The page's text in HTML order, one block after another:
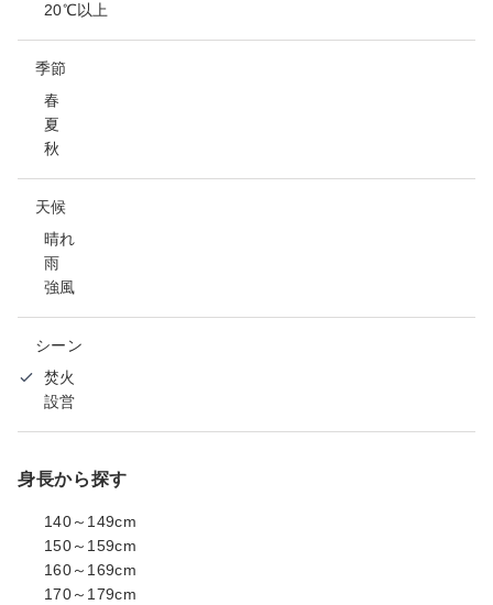
20℃以上
季節
春
夏
秋
天候
晴れ
雨
強風
シーン
焚火
設営
身長から探す
140～149cm
150～159cm
160～169cm
170～179cm